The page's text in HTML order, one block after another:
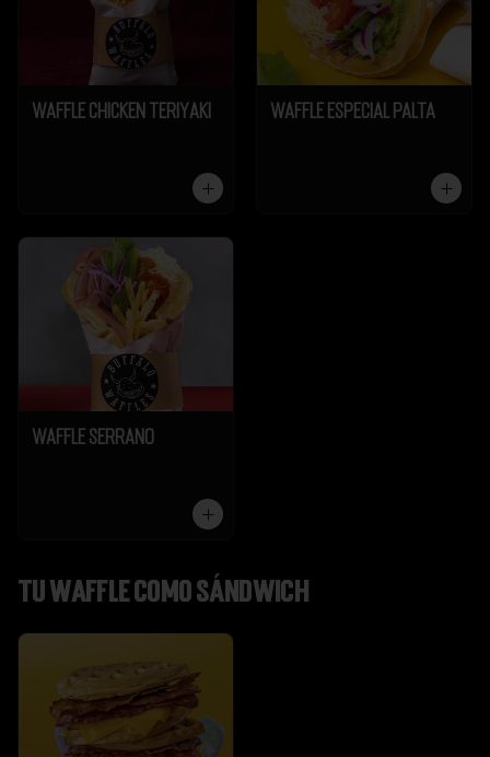
Waffle Chicken Teriyaki Waffle Especial Palta
Waffle Serrano
Tu Waffle como Sándwich